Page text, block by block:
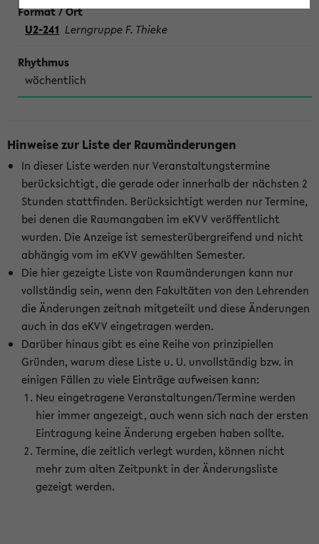
U2-241 Lerngruppe F. Thieke
wöchentlich
Hinweise zur Liste der Raumänderungen
In dieser Liste werden nur Veranstaltungstermine
berücksichtigt, die gerade oder innerhalb der nächsten 2
Stunden stattfinden. Berücksichtigt werden nur Termine,
bei denen die Raumangaben im eKVV veröffentlicht
wurden. Die Anzeige ist semesterübergreifend und nicht
abhängig vom im eKVV gewählten Semester.
Die hier gezeigte Liste von Raumänderungen kann nur
vollständig sein, wenn den Fakultäten von den Lehrenden
die Änderungen zeitnah mitgeteilt und diese Änderungen
auch in das eKVV eingetragen werden.
Darüber hinaus gibt es eine Reihe von prinzipiellen
Gründen, warum diese Liste u. U. unvollständig bzw. in
einigen Fällen zu viele Einträge aufweisen kann:
Neu eingetragene Veranstaltungen/Termine werden
hier immer angezeigt, auch wenn sich nach der ersten
Eintragung keine Änderung ergeben haben sollte.
Termine, die zeitlich verlegt wurden, können nicht
mehr zum alten Zeitpunkt in der Änderungsliste
gezeigt werden.